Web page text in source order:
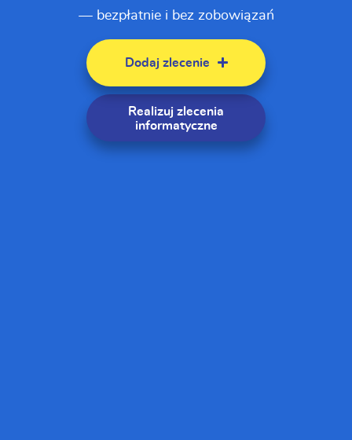
— bezpłatnie i bez zobowiązań
Dodaj zlecenie
Realizuj zlecenia
informatyczne